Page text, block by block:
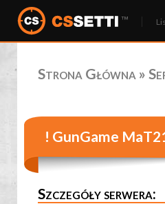
Strona Główna »
! GunGame
Szczegóły serwera: